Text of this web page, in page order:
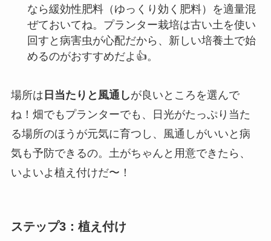
なら緩効性肥料（ゆっくり効く肥料）を適量混
ぜておいてね。プランター栽培は古い土を使い
回すと病害虫が心配だから、新しい培養土で始
めるのがおすすめだよ👍。
場所は 日当たりと風通しが良いところを選んで
ね！畑でもプランターでも、日光がたっぷり当た
る場所のほうが元気に育つし、風通しがいいと病
気も予防できるの。土がちゃんと用意できたら、
いよいよ植え付けだ〜！
ステップ3：植え付け